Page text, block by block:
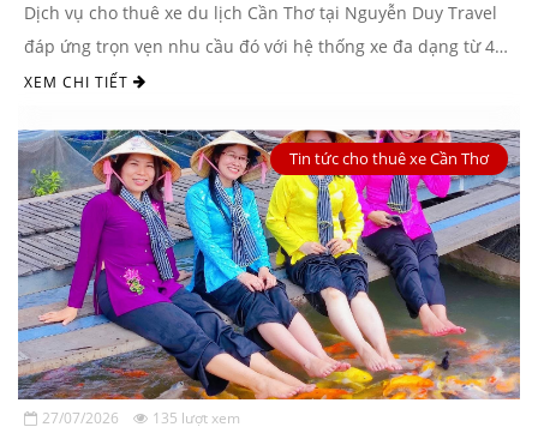
Dịch vụ cho thuê xe du lịch Cần Thơ tại Nguyễn Duy Travel
đáp ứng trọn vẹn nhu cầu đó với hệ thống xe đa dạng từ 4
chỗ đến 45 chỗ, cùng đội ngũ tài ...
XEM CHI TIẾT
Tin tức cho thuê xe Cần Thơ
27/07/2026 135 lượt xem